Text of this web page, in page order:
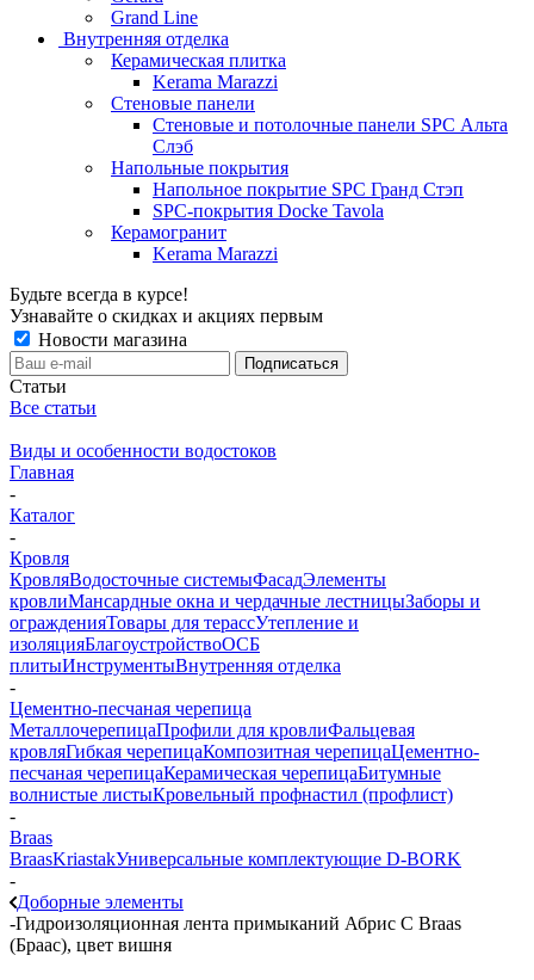
Grand Line
Внутренняя отделка
Керамическая плитка
Kerama Marazzi
Стеновые панели
Стеновые и потолочные панели SPC Альта
Слэб
Напольные покрытия
Напольное покрытие SPC Гранд Стэп
SPC-покрытия Docke Tavola
Керамогранит
Kerama Marazzi
Будьте всегда в курсе!
Узнавайте о скидках и акциях первым
Новости магазина
Статьи
Все статьи
Виды и особенности водостоков
Главная
-
Каталог
-
Кровля
КровляВодосточные системыФасадЭлементы
кровлиМансардные окна и чердачные лестницыЗаборы и
огражденияТовары для терассУтепление и
изоляцияБлагоустройствоОСБ
плитыИнструментыВнутренняя отделка
-
Цементно-песчаная черепица
МеталлочерепицаПрофили для кровлиФальцевая
кровляГибкая черепицаКомпозитная черепицаЦементно-
песчаная черепицаКерамическая черепицаБитумные
волнистые листыКровельный профнастил (профлист)
-
Braas
BraasKriastakУниверсальные комплектующие D-BORK
-
Доборные элементы
-Гидроизоляционная лента примыканий Абрис С Braas
(Браас), цвет вишня